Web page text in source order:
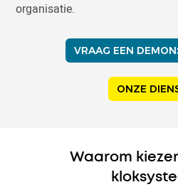
organisatie.
VRAAG EEN
ONZE
Waarom